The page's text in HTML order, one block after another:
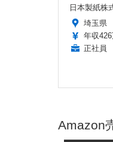
日本製紙株
埼玉県
年収
正社員
Amazon